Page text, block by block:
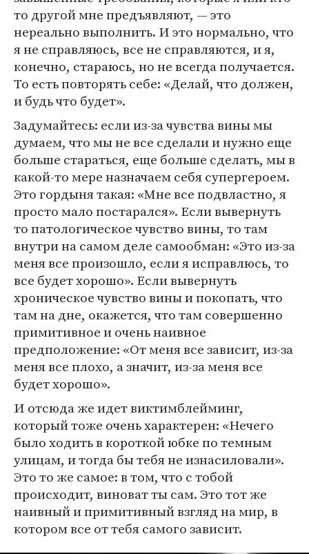
то другой мне предъявляют, — это
нереально выполнить. И это нормально, что
я не справляюсь, все не справляются, и я,
конечно, стараюсь, но не всегда получается.
То есть повторять себе: «Делай, что должен,
и будь что будет».
Задумайтесь: если из-за чувства вины мы
думаем, что мы не все сделали и нужно еще
больше стараться, еще больше сделать, мы в
какой-то мере назначаем себя супергероем.
Это гордыня такая: «Мне все подвластно, я
просто мало постарался». Если вывернуть
то патологическое чувство вины, то там
внутри на самом деле самообман: «Это из-за
меня все произошло, если я исправлюсь, то
все будет хорошо». Если вывернуть
хроническое чувство вины и покопать, что
там на дне, окажется, что там совершенно
примитивное и очень наивное
предположение: «От меня все зависит, из-за
меня все плохо, а значит, из-за меня все
будет хорошо».
И отсюда же идет виктимблейминг,
который тоже очень характерен: «Нечего
было ходить в короткой юбке по темным
улицам, и тогда бы тебя не изнасиловали».
Это то же самое: в том, что с тобой
происходит, виноват ты сам. Это тот же
наивный и примитивный взгляд на мир, в
котором все от тебя самого зависит.